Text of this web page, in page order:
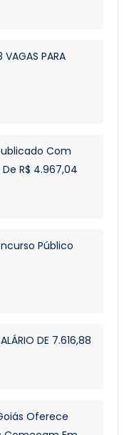
VAGAS PARA
Com
R$ 4.967,04
Público
DE 7.616,88
Oferece